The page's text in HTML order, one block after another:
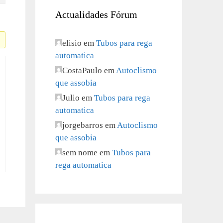
Actualidades Fórum
elisio em Tubos para rega
automatica
CostaPaulo emAutoclismo
que assobia
Julio em Tubos para rega
automatica
jorgebarros emAutoclismo
que assobia
sem nome em Tubos para
rega automatica